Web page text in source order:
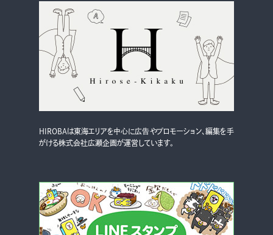
HIROBAは東海エリアを中心に広告やプロモーション、編集を手
がける株式会社広瀬企画が運営しています。